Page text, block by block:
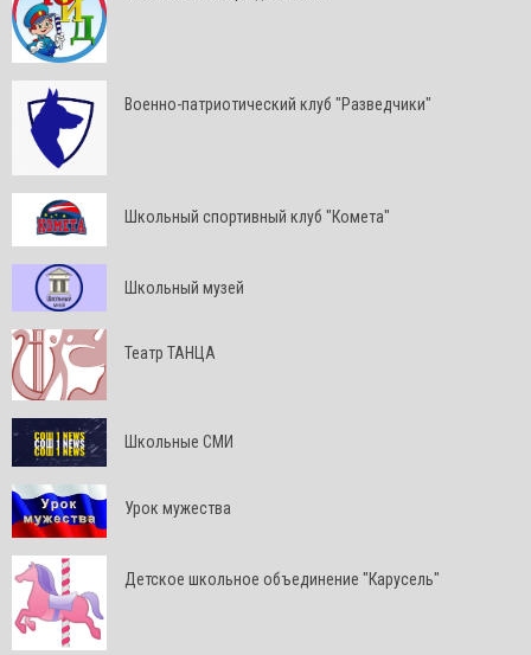
Военно-патриотический клуб "Разведчики"
Школьный спортивный клуб "Комета"
Школьный музей
Театр ТАНЦА
Школьные СМИ
Урок мужества
Детское школьное объединение "Карусель"